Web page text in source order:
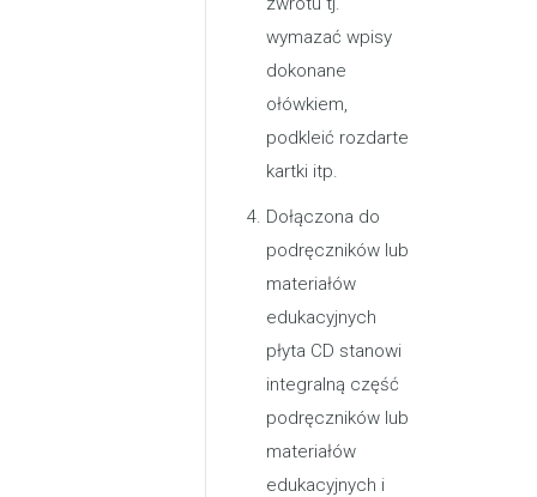
wymazać wpisy
dokonane
ołówkiem,
podkleić rozdarte
kartki itp.
Dołączona do
podręczników lub
materiałów
edukacyjnych
płyta CD stanowi
integralną część
podręczników lub
materiałów
edukacyjnych i